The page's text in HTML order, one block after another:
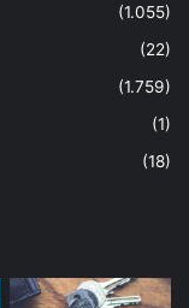
(1.055)
(22)
(1.759)
(1)
(18)